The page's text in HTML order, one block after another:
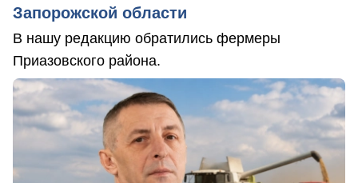
Запорожской области
В нашу редакцию обратились фермеры
Приазовского района.